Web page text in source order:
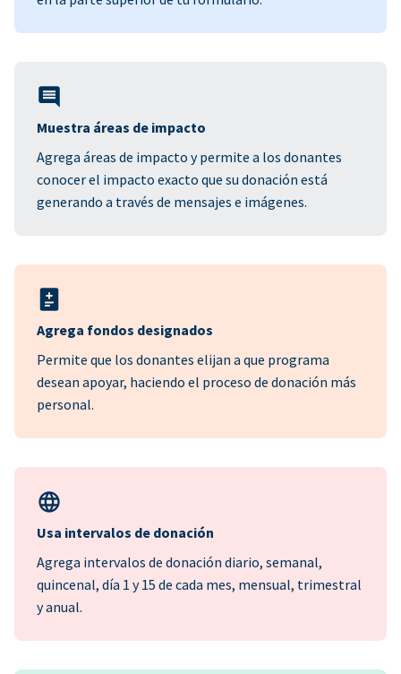
Muestra áreas de impacto
Agrega áreas de impacto y permite a los donantes
conocer el impacto exacto que su donación está
generando a través de mensajes e imágenes.
Agrega fondos designados
Permite que los donantes elijan a que programa
desean apoyar, haciendo el proceso de donación más
personal.
Usa intervalos de donación
Agrega intervalos de donación diario, semanal,
quincenal, día 1 y 15 de cada mes, mensual, trimestral
y anual.